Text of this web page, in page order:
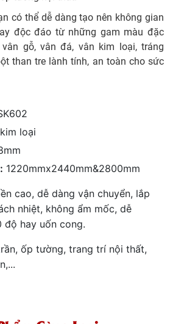
có thể dễ dàng tạo nên không gian
độc đáo từ những gam màu đặc
gỗ, vân đá, vân kim loại, tráng
than tre lành tính, an toàn cho sức
loại
1220mmx2440mm&2800mm
cao, dễ dàng vận chuyển, lắp
nhiệt, không ẩm mốc, dễ
hay uốn cong.
ốp tường, trang trí nội thất,